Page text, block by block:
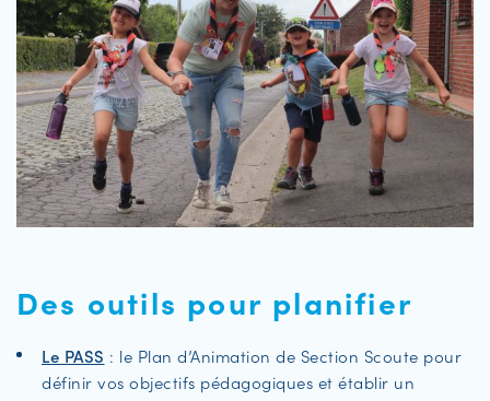
Des outils pour planifier
Le PASS : le Plan d’Animation de Section Scoute pour
définir vos objectifs pédagogiques et établir un